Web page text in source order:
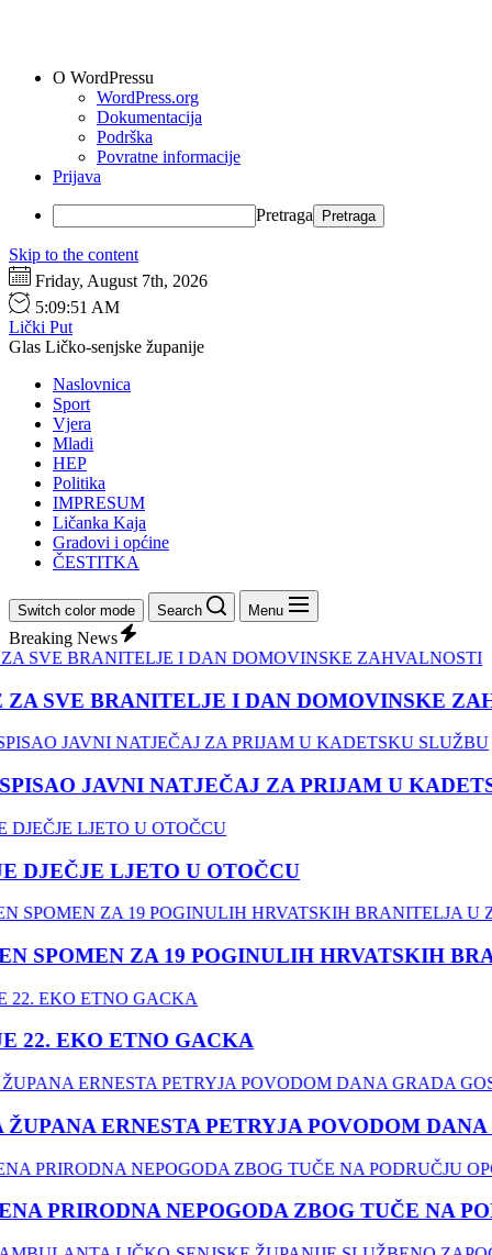
O WordPressu
WordPress.org
Dokumentacija
Podrška
Povratne informacije
Prijava
Pretraga
Skip to the content
Friday, August 7th, 2026
5:09:52 AM
Lički Put
Glas Ličko-senjske županije
Naslovnica
Sport
Vjera
Mladi
HEP
Politika
IMPRESUM
Ličanka Kaja
Gradovi i općine
ČESTITKA
Switch color mode Search Menu
Breaking News
SVE BRANITELJE I DAN DOMOVINSKE
JAVNI NATJEČAJ ZA PRIJAM U
LJETO U OTOČCU
SPOMEN ZA 19 POGINULIH HRVATSKIH
EKO ETNO GACKA
ERNESTA PETRYJA POVODOM DANA
PRIRODNA NEPOGODA ZBOG TUČE NA